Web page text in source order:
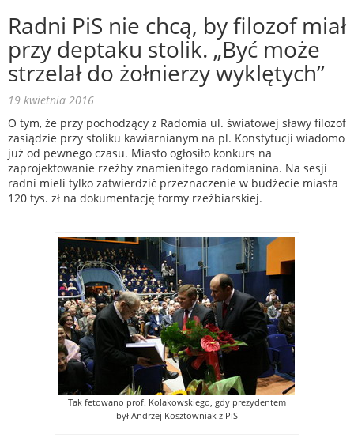
Radni PiS nie chcą, by filozof miał
przy deptaku stolik. „Być może
strzelał do żołnierzy wyklętych”
19 kwietnia 2016
O tym, że przy pochodzący z Radomia ul. światowej sławy filozof
zasiądzie przy stoliku kawiarnianym na pl. Konstytucji wiadomo
już od pewnego czasu. Miasto ogłosiło konkurs na
zaprojektowanie rzeźby znamienitego radomianina. Na sesji
radni mieli tylko zatwierdzić przeznaczenie w budżecie miasta
120 tys. zł na dokumentację formy rzeźbiarskiej.
Tak fetowano prof. Kołakowskiego, gdy prezydentem
był Andrzej Kosztowniak z PiS